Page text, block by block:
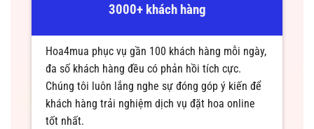
3000+ khách hàng
Hoa4mua phục vụ gần 100 khách hàng mỗi ngày,
đa số khách hàng đều có phản hồi tích cực.
Chúng tôi luôn lắng nghe sự đóng góp ý kiến để
khách hàng trải nghiệm dịch vụ đặt hoa online
tốt nhất.